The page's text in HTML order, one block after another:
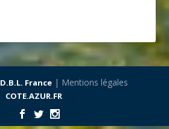
D.B.L. France| Mentions légales
COTE.AZUR.FR